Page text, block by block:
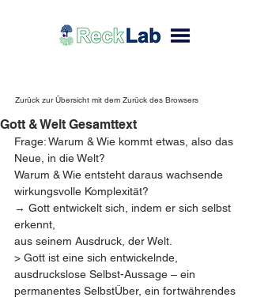
Zurück zur Übersicht mit dem Zurück des Browsers
Gott & Welt Gesamttext
Frage: Warum & Wie kommt etwas, also das
Neue, in die Welt?
Warum & Wie entsteht daraus wachsende
wirkungsvolle Komplexität?
→ Gott entwickelt sich, indem er sich selbst
erkennt,
aus seinem Ausdruck, der Welt.
> Gott ist eine sich entwickelnde,
ausdruckslose Selbst-Aussage – ein
permanentes SelbstÜber, ein fortwährendes